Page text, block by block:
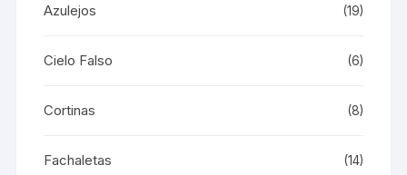
Azulejos (19)
Cielo Falso (6)
Cortinas (8)
Fachaletas (14)